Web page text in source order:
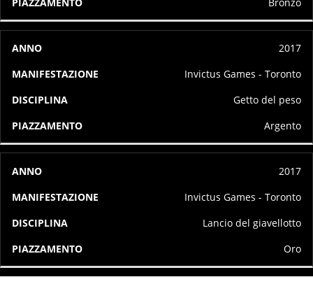
2017
Invictus Games - Toronto
Getto del peso
Argento
2017
Invictus Games - Toronto
Lancio del giavellotto
Oro